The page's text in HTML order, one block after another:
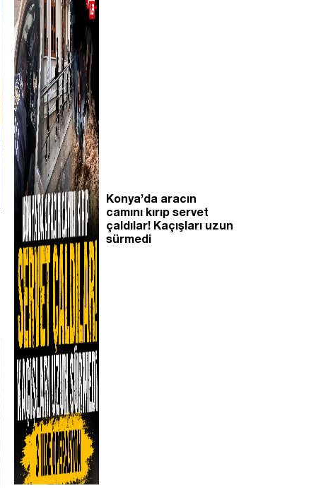
Konya’da aracın
camını kırıp servet
çaldılar! Kaçışları uzun
sürmedi